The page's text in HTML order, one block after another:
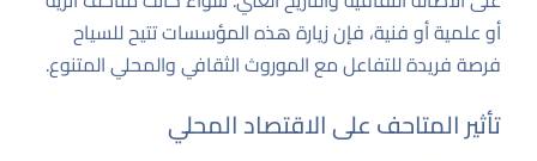
أو علمية أو فنية، فإن زيارة هذه المؤسسات تتيح للسياح
فرصة فريدة للتفاعل مع الموروث الثقافي والمحلي المتنوع.
تأثير المتاحف على الاقتصاد المحلي